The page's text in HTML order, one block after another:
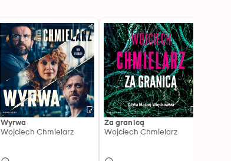
Wyrwa
Wojciech Chmielarz
Za granicą
Wojciech Chmielarz